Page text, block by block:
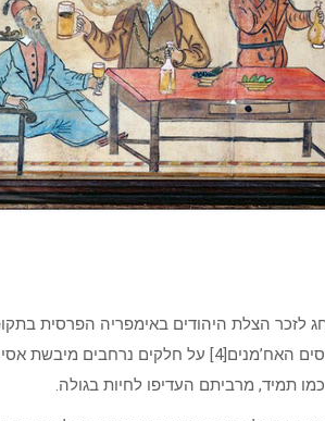
לזכר הצלת היהודים באימפריה הפרסית
המקדש הראשון. באותה עת שלטו הפרסים האח’מנים[4] על
תמיד, מרביתם העדיפו לחיות בגולה.